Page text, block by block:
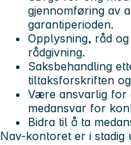
gjennomføring av
garantiperioden.
Opplysning, råd
rådgivning.
Saksbehandling
tiltaksforskriften
Være ansvarlig for
medansvar for
Bidra til å ta
Nav-kontoret er i stadig